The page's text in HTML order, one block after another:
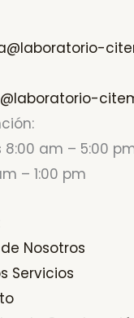
8:00 am – 5:00
– 1:00 pm
Nosotros
Servicios